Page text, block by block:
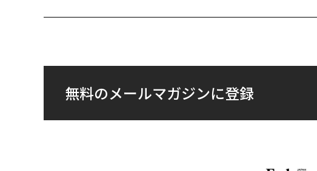
無料のメールマガジンに登録